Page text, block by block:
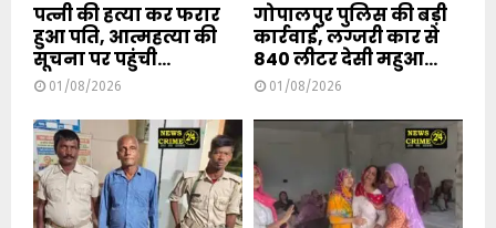
पत्नी की हत्या कर फरार
हुआ पति, आत्महत्या की
सूचना पर पहुंची...
01/08/2026
गोपालपुर पुलिस की बड़ी
कार्रवाई, लग्जरी कार से
840 लीटर देसी महुआ...
01/08/2026